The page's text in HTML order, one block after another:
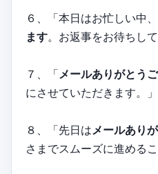
６、「本日はお忙しい中、
ます。お返事をお待ちし
７、「メールありがとう
にさせていただきます。」
８、「先日はメールあり
さまでスムーズに進める